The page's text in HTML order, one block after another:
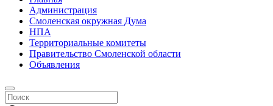
Администрация
Смоленская окружная Дума
НПА
Территориальные комитеты
Правительство Смоленской области
Объявления